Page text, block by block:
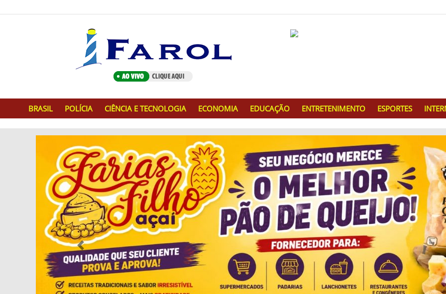
BRASIL POLÍCIA CIÊNCIA E TECNOLOGIA ECONOMIA EDUCAÇÃO ENTRETENIMENTO ESPORTES
Previous